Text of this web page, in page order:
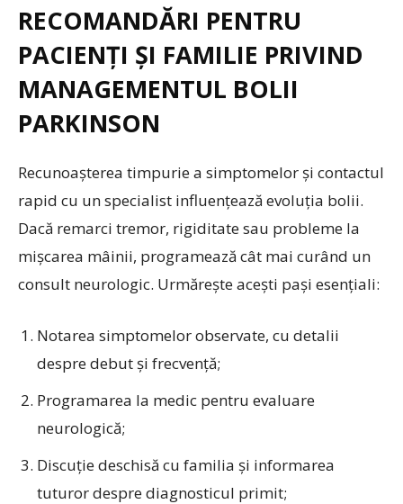
RECOMANDĂRI PENTRU
PACIENȚI ȘI FAMILIE PRIVIND
MANAGEMENTUL BOLII
PARKINSON
Recunoașterea timpurie a simptomelor și contactul
rapid cu un specialist influențează evoluția bolii.
Dacă remarci tremor, rigiditate sau probleme la
mișcarea mâinii, programează cât mai curând un
consult neurologic. Urmărește acești pași esențiali:
Notarea simptomelor observate, cu detalii
despre debut și frecvență;
Programarea la medic pentru evaluare
neurologică;
Discuție deschisă cu familia și informarea
tuturor despre diagnosticul primit;